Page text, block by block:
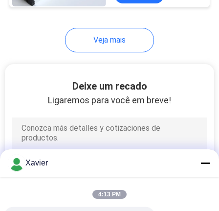
Veja mais
Deixe um recado
Ligaremos para você em breve!
Xavier
4:13 PM